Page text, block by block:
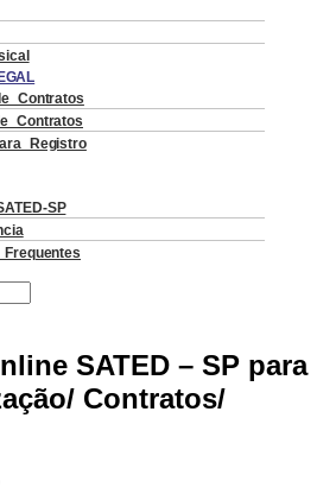
Contratos
Contratos
Registro
SP
SATED – SP para
Contratos/